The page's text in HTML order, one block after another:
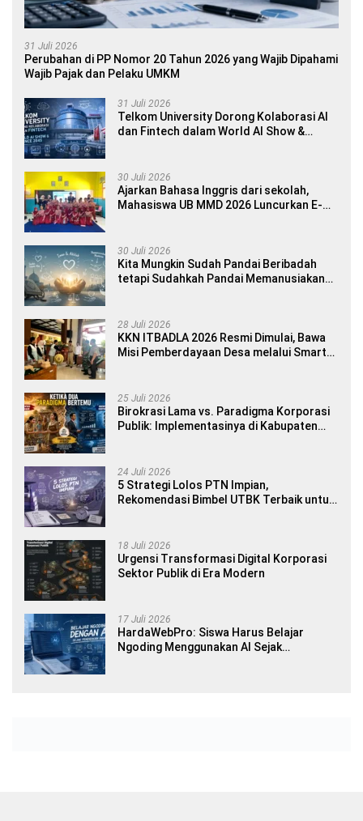
31 Juli 2026
Perubahan di PP Nomor 20 Tahun 2026 yang Wajib Dipahami
Wajib Pajak dan Pelaku UMKM
31 Juli 2026
Telkom University Dorong Kolaborasi AI
dan Fintech dalam World AI Show &
30 Juli 2026
Ajarkan Bahasa Inggris dari sekolah,
Mahasiswa UB MMD 2026 Luncurkan E-
30 Juli 2026
Kita Mungkin Sudah Pandai Beribadah
tetapi Sudahkah Pandai Memanusiakan
28 Juli 2026
KKN ITBADLA 2026 Resmi Dimulai, Bawa
Misi Pemberdayaan Desa melalui Smart
25 Juli 2026
Birokrasi Lama vs. Paradigma Korporasi
Publik: Implementasinya di Kabupaten
24 Juli 2026
5 Strategi Lolos PTN Impian,
Rekomendasi Bimbel UTBK Terbaik untuk
18 Juli 2026
Urgensi Transformasi Digital Korporasi
Sektor Publik di Era Modern
17 Juli 2026
HardaWebPro: Siswa Harus Belajar
Ngoding Menggunakan AI Sejak